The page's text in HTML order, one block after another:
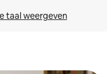
taal weergeven